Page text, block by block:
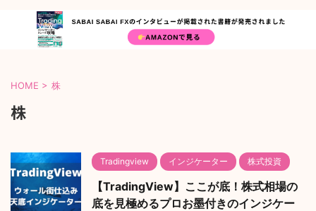
HOME > 株
株
Tradingview インジケーター 株式投資
【TradingView】ここが底！株式相場の
底を見極めるプロお墨付きのインジケー